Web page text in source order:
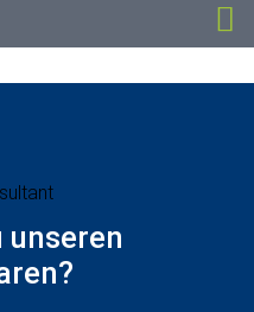
unseren